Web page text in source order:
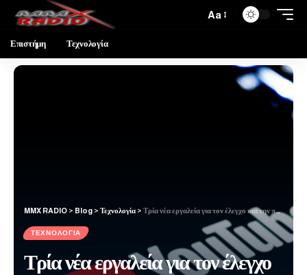
Aa
Επιστήμη Τεχνολογία
MMX RADIO > Blog > Τεχνολογία > Τρία νέα εργαλεία για τον έλεγχο και την προστασία ανηλίκων στο Youtube
ΤΕΧΝΟΛΟΓΊΑ
Τρία νέα εργαλεία για τον έλεγχο